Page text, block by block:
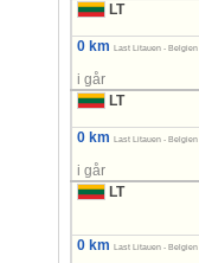
LT
0 km Last Litauen - Belgien
i går
LT
0 km Last Litauen - Belgien
i går
LT
0 km Last Litauen - Belgien